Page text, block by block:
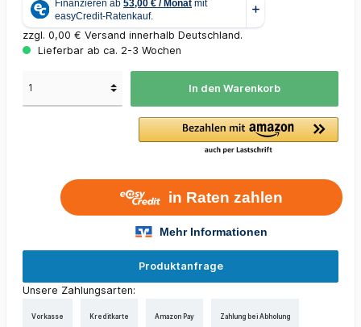
zzgl. 0,00 € Versand innerhalb Deutschland.
Lieferbar ab ca. 2-3 Wochen
In den Warenkorb
Produktanfrage
Unsere Zahlungsarten:
Vorkasse Kreditkarte Amazon Pay Zahlung bei Abholung